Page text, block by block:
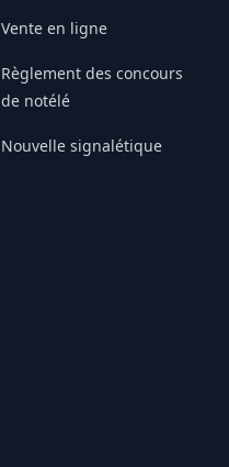
Vente en ligne
Règlement des concours
de notélé
Nouvelle signalétique